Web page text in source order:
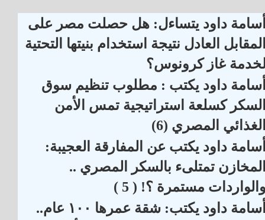
داود يتساءل: هل حصلت مصر على
العادل نتيجة استخدام بنيتها التحتية
غاز كرونوس؟
داود يكتب : مطلوب تنظيم سوق
كسلعة استراتيجية تمس الأمن
المصري (6)
داود يكتب عن المفارقة العجيبة:
تمتلىء بالسكر المصري ..
مستمرة ؟! ( 5 )
أسامة داود يكتب: شقة عمرها ١٠٠ عام..